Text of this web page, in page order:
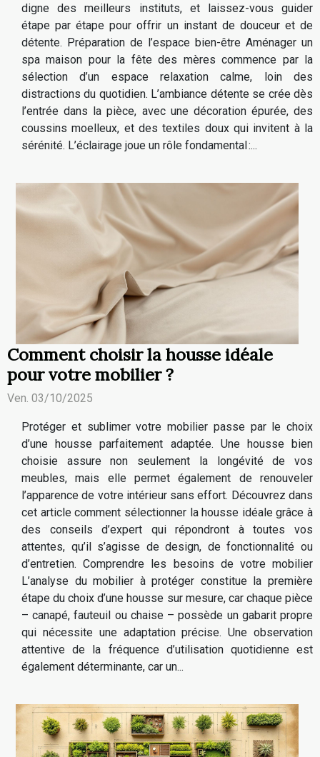
digne des meilleurs instituts, et laissez-vous guider
étape par étape pour offrir un instant de douceur et de
détente. Préparation de l’espace bien-être Aménager un
spa maison pour la fête des mères commence par la
sélection d’un espace relaxation calme, loin des
distractions du quotidien. L’ambiance détente se crée dès
l’entrée dans la pièce, avec une décoration épurée, des
coussins moelleux, et des textiles doux qui invitent à la
sérénité. L’éclairage joue un rôle fondamental :...
Comment choisir la housse idéale
pour votre mobilier ?
Ven. 03/10/2025
Protéger et sublimer votre mobilier passe par le choix
d’une housse parfaitement adaptée. Une housse bien
choisie assure non seulement la longévité de vos
meubles, mais elle permet également de renouveler
l’apparence de votre intérieur sans effort. Découvrez dans
cet article comment sélectionner la housse idéale grâce à
des conseils d’expert qui répondront à toutes vos
attentes, qu’il s’agisse de design, de fonctionnalité ou
d’entretien. Comprendre les besoins de votre mobilier
L’analyse du mobilier à protéger constitue la première
étape du choix d’une housse sur mesure, car chaque pièce
– canapé, fauteuil ou chaise – possède un gabarit propre
qui nécessite une adaptation précise. Une observation
attentive de la fréquence d’utilisation quotidienne est
également déterminante, car un...